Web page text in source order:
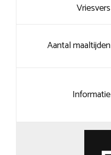
Vriesvers
Aantal maaltijden
Informatie